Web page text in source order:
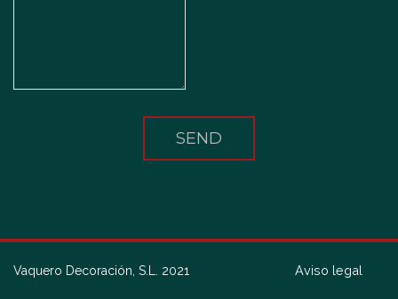
Vaquero Decoración, S.L. 2021 Aviso legal